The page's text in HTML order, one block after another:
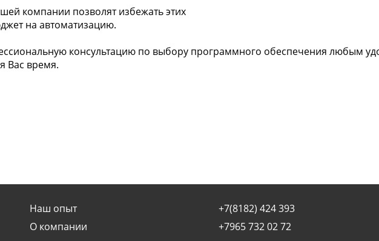
компании позволят избежать этих
на автоматизацию.
консультацию по выбору программного обеспечения любым
Вас время.
Наш опыт
О компании
+7(8182) 424 393
+7965 732 02 72